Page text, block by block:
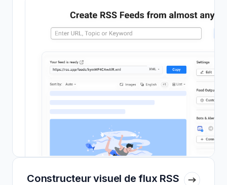
Constructeur visuel de flux RSS